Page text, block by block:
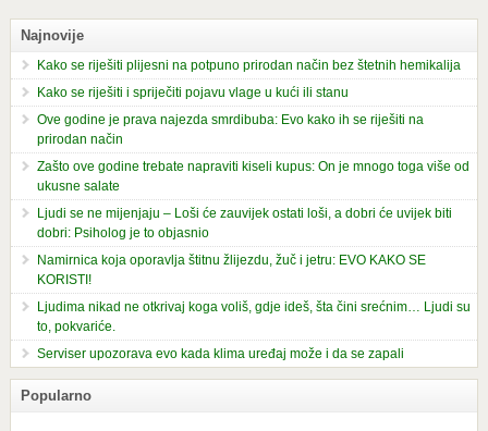
Najnovije
Kako se riješiti plijesni na potpuno prirodan način bez štetnih hemikalija
Kako se riješiti i spriječiti pojavu vlage u kući ili stanu
Ove godine je prava najezda smrdibuba: Evo kako ih se riješiti na
prirodan način
Zašto ove godine trebate napraviti kiseli kupus: On je mnogo toga više od
ukusne salate
Ljudi se ne mijenjaju – Loši će zauvijek ostati loši, a dobri će uvijek biti
dobri: Psiholog je to objasnio
Namirnica koja oporavlja štitnu žlijezdu, žuč i jetru: EVO KAKO SE
KORISTI!
Ljudima nikad ne otkrivaj koga voliš, gdje ideš, šta čini srećnim… Ljudi su
to, pokvariće.
Serviser upozorava evo kada klima uređaj može i da se zapali
Popularno